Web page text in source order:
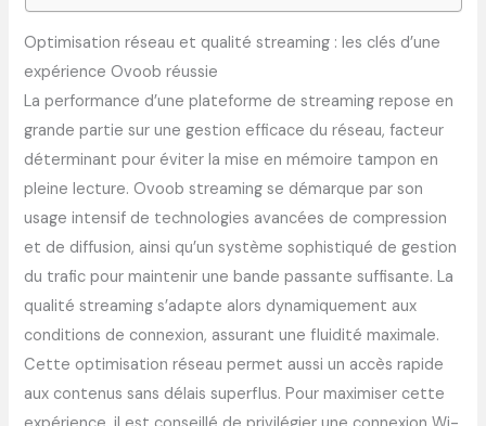
Optimisation réseau et qualité streaming : les clés d’une
expérience Ovoob réussie
La performance d’une plateforme de streaming repose en
grande partie sur une gestion efficace du réseau, facteur
déterminant pour éviter la mise en mémoire tampon en
pleine lecture. Ovoob streaming se démarque par son
usage intensif de technologies avancées de compression
et de diffusion, ainsi qu’un système sophistiqué de gestion
du trafic pour maintenir une bande passante suffisante. La
qualité streaming s’adapte alors dynamiquement aux
conditions de connexion, assurant une fluidité maximale.
Cette optimisation réseau permet aussi un accès rapide
aux contenus sans délais superflus. Pour maximiser cette